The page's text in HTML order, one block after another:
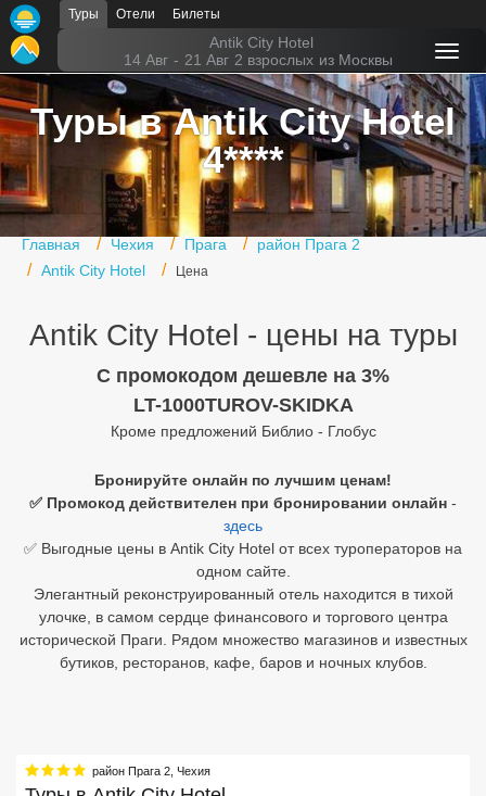
Туры Отели Билеты
Antik City Hotel
14 Авг - 21 Авг 2 взрослых из Москвы
Туры в Antik City Hotel
4****
Главная Чехия Прага
район Прага 2
Antik City Hotel
Цена
Antik City Hotel - цены на туры
C промокодом дешевле на 3%
LT-1000TUROV-SKIDKA
Кроме предложений Библио - Глобус
Бронируйте онлайн по лучшим ценам!
✅ Промокод действителен при бронировании онлайн -
здесь
✅ Выгодные цены в Antik City Hotel от всех туроператоров на
одном сайте.
Элегантный реконструированный отель находится в тихой
улочке, в самом сердце финансового и торгового центра
исторической Праги. Рядом множество магазинов и известных
бутиков, ресторанов, кафе, баров и ночных клубов.
район Прага 2 Чехия
Главная
Горящие туры
Туры в Турцию
Туры в Египет
Туры в ОАЭ
Офис г. Москва
Подборки отелей
Шри Ланка
Бали
Северный Гоа